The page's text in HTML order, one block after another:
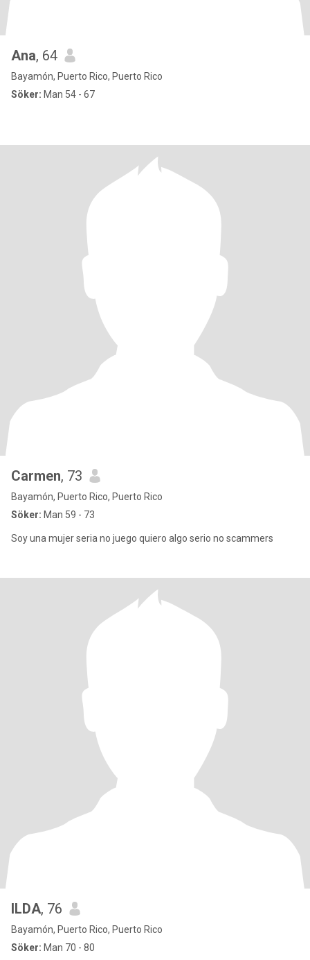
Ana, 64
Bayamón, Puerto Rico, Puerto Rico
Söker: Man 54 - 67
Carmen, 73
Bayamón, Puerto Rico, Puerto Rico
Söker: Man 59 - 73
Soy una mujer seria no juego quiero algo serio no scammers
ILDA, 76
Bayamón, Puerto Rico, Puerto Rico
Söker: Man 70 - 80